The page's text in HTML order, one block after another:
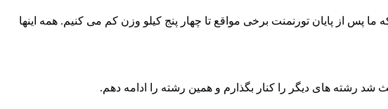
پایان تورنمنت برخی مواقع تا چهار پنج کیلو وزن کم می کنیم. همه اینها
رشته های دیگر را کنار بگذارم و همین رشته را ادامه دهم.